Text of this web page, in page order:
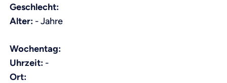
Geschlecht:
Alter: - Jahre
Wochentag:
Uhrzeit: -
Ort: